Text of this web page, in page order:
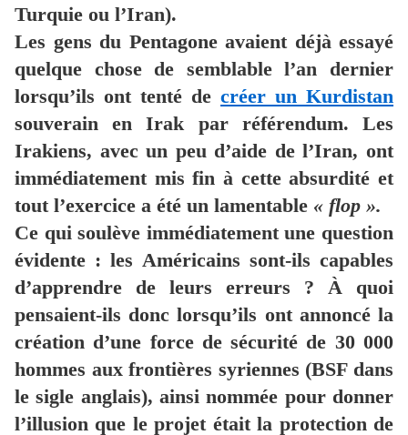
Turquie ou l’Iran).
Les gens du Pentagone avaient déjà essayé
quelque chose de semblable l’an dernier
lorsqu’ils ont tenté de créer un Kurdistan
souverain en Irak par référendum. Les
Irakiens, avec un peu d’aide de l’Iran, ont
immédiatement mis fin à cette absurdité et
tout l’exercice a été un lamentable « flop ».
Ce qui soulève immédiatement une question
évidente : les Américains sont-ils capables
d’apprendre de leurs erreurs ? À quoi
pensaient-ils donc lorsqu’ils ont annoncé la
création d’une force de sécurité de 30 000
hommes aux frontières syriennes (BSF dans
le sigle anglais), ainsi nommée pour donner
l’illusion que le projet était la protection de